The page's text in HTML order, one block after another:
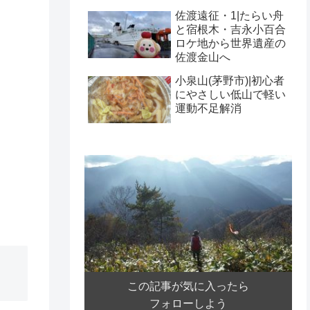
佐渡遠征・1|たらい舟
と宿根木・吉永小百合
ロケ地から世界遺産の
佐渡金山へ
小泉山(茅野市)|初心者
にやさしい低山で軽い
運動不足解消
この記事が気に入ったら
フォローしよう